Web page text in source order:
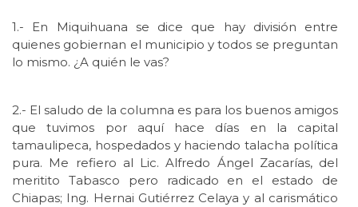
1.- En Miquihuana se dice que hay división entre
quienes gobiernan el municipio y todos se preguntan
lo mismo. ¿A quién le vas?
2.- El saludo de la columna es para los buenos amigos
que tuvimos por aquí hace días en la capital
tamaulipeca, hospedados y haciendo talacha política
pura. Me refiero al Lic. Alfredo Ángel Zacarías, del
meritito Tabasco pero radicado en el estado de
Chiapas; Ing. Hernai Gutiérrez Celaya y al carismático